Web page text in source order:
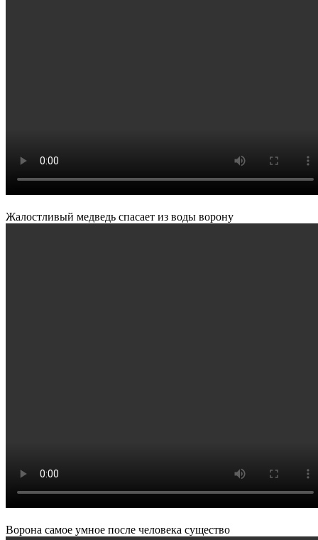
Жалостливый медведь спасает из воды ворону
Ворона самое умное после человека существо